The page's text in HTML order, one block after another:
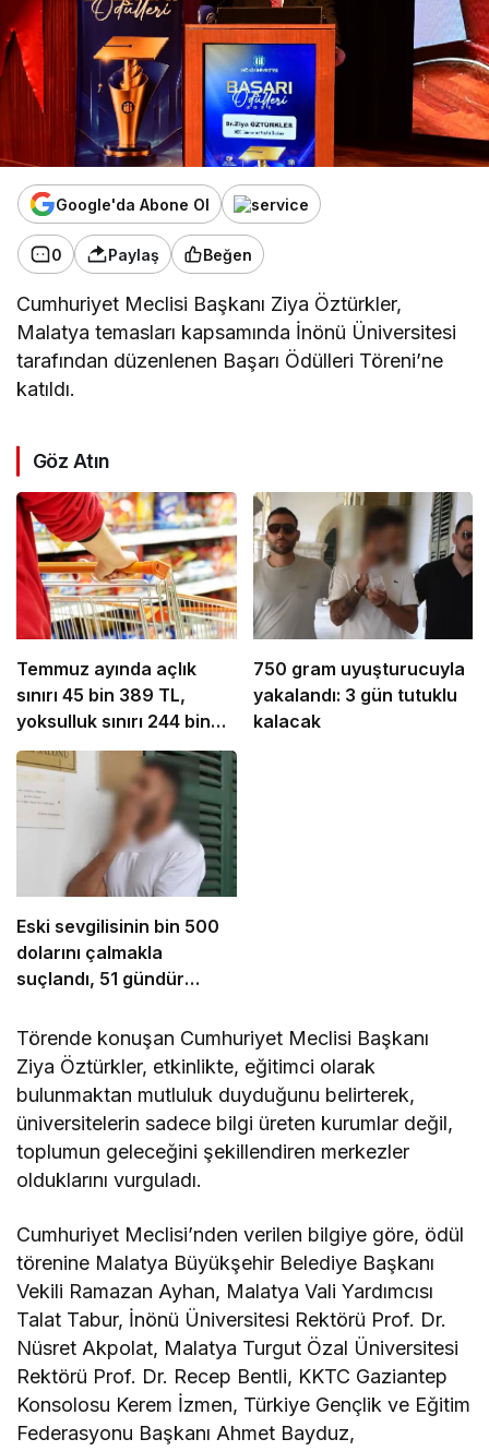
Google'da Abone Ol
0 Paylaş Beğen
Cumhuriyet Meclisi Başkanı Ziya Öztürkler,
Malatya temasları kapsamında İnönü Üniversitesi
tarafından düzenlenen Başarı Ödülleri Töreni’ne
katıldı.
Göz Atın
Temmuz ayında açlık
sınırı 45 bin 389 TL,
yoksulluk sınırı 244 bin
818 TL oldu
750 gram uyuşturucuyla
yakalandı: 3 gün tutuklu
kalacak
Eski sevgilisinin bin 500
dolarını çalmakla
suçlandı, 51 gündür
çıktı
Törende konuşan Cumhuriyet Meclisi Başkanı
Ziya Öztürkler, etkinlikte, eğitimci olarak
bulunmaktan mutluluk duyduğunu belirterek,
üniversitelerin sadece bilgi üreten kurumlar değil,
toplumun geleceğini şekillendiren merkezler
olduklarını vurguladı.
Cumhuriyet Meclisi’nden verilen bilgiye göre, ödül
törenine Malatya Büyükşehir Belediye Başkanı
Vekili Ramazan Ayhan, Malatya Vali Yardımcısı
Talat Tabur, İnönü Üniversitesi Rektörü Prof. Dr.
Nüsret Akpolat, Malatya Turgut Özal Üniversitesi
Rektörü Prof. Dr. Recep Bentli, KKTC Gaziantep
Konsolosu Kerem İzmen, Türkiye Gençlik ve Eğitim
Federasyonu Başkanı Ahmet Bayduz,